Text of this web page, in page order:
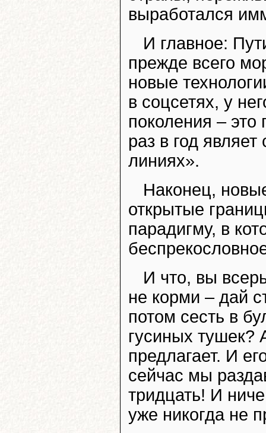
выработался
И главное:
прежде всего
новые
в соцсетях, у
поколения –
раз в год
линиях».
Наконец,
открытые
парадигму, в
И что, вы
не корми – дай
потом сесть в
гусиных тушек?
предлагает. И
сейчас мы
тридцать! И
уже никогда не